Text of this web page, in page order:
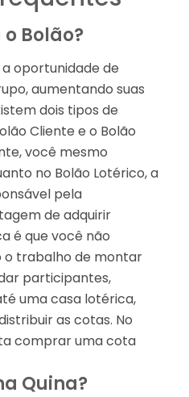
Bolão?
oportunidade de
aumentando suas
dois tipos de
Cliente e o Bolão
você mesmo
no Bolão Lotérico, a
pela
de adquirir
é que você não
o trabalho de montar
participantes,
uma casa lotérica,
as cotas. No
comprar uma cota
Quina?